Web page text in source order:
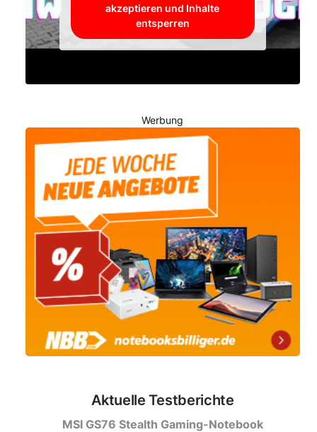
akzeptieren und Inhalte
entsperren
Werbung
Aktuelle Testberichte
MSI GS76 Stealth Gaming-Notebook